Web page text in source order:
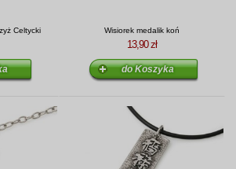
Celtycki Wisiorek medalik koń
13,90 zł